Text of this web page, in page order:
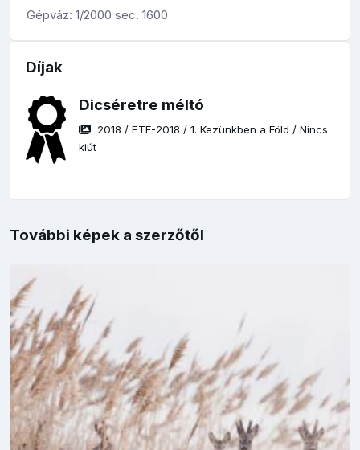
Gépváz: 1/2000 sec. 1600
Díjak
Dicséretre méltó
2018 /ETF-2018 /1. Kezünkben a Föld /Nincs
kiút
További képek a szerzőtől